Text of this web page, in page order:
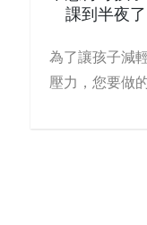
課到半夜了
為了讓孩子減
壓力，您要做